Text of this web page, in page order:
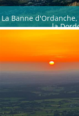
La Banne
la